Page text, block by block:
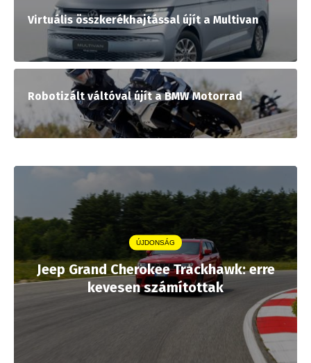
Virtuális összkerékhajtással újít a Multivan
Robotizált váltóval újít a BMW Motorrad
ÚJDONSÁG
Jeep Grand Cherokee Trackhawk: erre
kevesen számítottak